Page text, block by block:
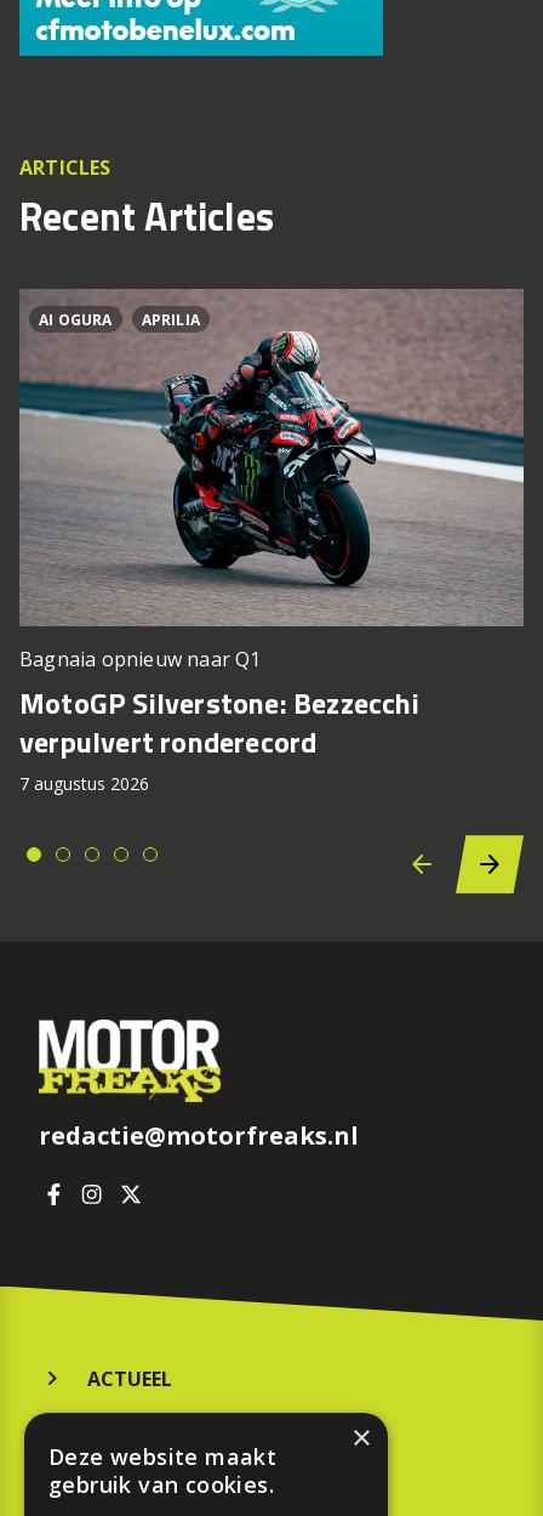
ARTICLES
Recent Articles
AI OGURA APRILIA
Bagnaia opnieuw naar Q1
MotoGP Silverstone: Bezzecchi
verpulvert ronderecord
7 augustus 2026
redactie@motorfreaks.nl
ACTUEEL
KOOPGIDS
×
Deze website maakt
gebruik van cookies.